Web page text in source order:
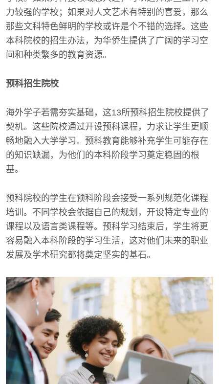
力较强的学校；如果对人文艺术有特别的喜爱，那么
那些文科特色鲜明的学校或许是个不错的选择。这些
本科院校的招生办法，为华侨生提供了广阔的学习空
间和种类繁多的教育资源。
预科招生院校
海外学子若需夯实基础，这13所预科招生院校提供了
契机。这些院校通过开设预科课程，力求让学生更顺
畅地融入大学学习。预科教育能够补充学生可能存在
的知识缺漏，为他们的本科阶段学习奠定稳固的根
基。
预科院校的学生在预科阶段会接受一系列规范化课程
培训。不同学校会依据自己的规划，开设特定专业的
课程以及语言类课程等。预科学习结束后，学生将更
容易融入本科阶段的学习生活，这对他们未来的职业
发展及学术研究都将奠定坚实的基石。